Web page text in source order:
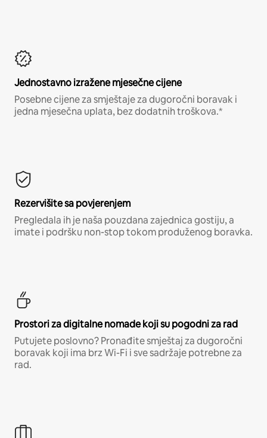
Jednostavno izražene mjesečne cijene
Posebne cijene za smještaje za dugoročni boravak i
jedna mjesečna uplata, bez dodatnih troškova.*
Rezervišite sa povjerenjem
Pregledala ih je naša pouzdana zajednica gostiju, a
imate i podršku non-stop tokom produženog boravka.
Prostori za digitalne nomade koji su pogodni za rad
Putujete poslovno? Pronađite smještaj za dugoročni
boravak koji ima brz Wi-Fi i sve sadržaje potrebne za
rad.